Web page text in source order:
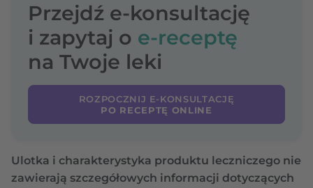
Przejdź e-konsultację
i zapytaj o e-receptę
na Twoje leki
ROZPOCZNIJ E-KONSULTACJĘ
PO RECEPTĘ ONLINE
Ulotka i charakterystyka produktu leczniczego nie
zawierają szczegółowych informacji dotyczących